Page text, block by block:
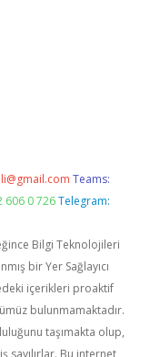
Teams:
606 0 726 Telegram:
Bilgi Teknolojileri
bir Yer Sağlayıcı
içerikleri proaktif
bulunmamaktadır.
taşımakta olup,
sayılırlar. Bu internet